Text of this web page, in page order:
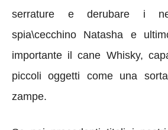
serrature e derubare i
spia\cecchino Natasha e
importante il cane Whisky,
piccoli oggetti come una
zampe.